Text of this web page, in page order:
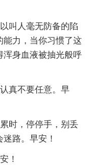
叫人毫无防备的陷
能力，当你习惯了这
浑身血液被抽光般呼
真不要任意。早
时，停停手，别丢
路。早安！
！